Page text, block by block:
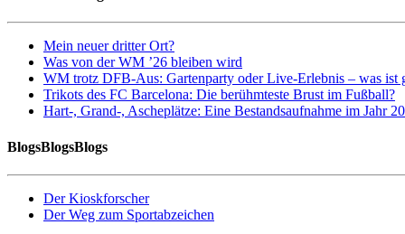
Mein neuer dritter Ort?
Was von der WM ’26 bleiben wird
WM trotz DFB-Aus: Gartenparty oder Live-Erlebnis – was ist
Trikots des FC Barcelona: Die berühmteste Brust im Fußball?
Hart-, Grand-, Ascheplätze: Eine Bestandsaufnahme im Jahr
BlogsBlogsBlogs
Der Kioskforscher
Der Weg zum Sportabzeichen